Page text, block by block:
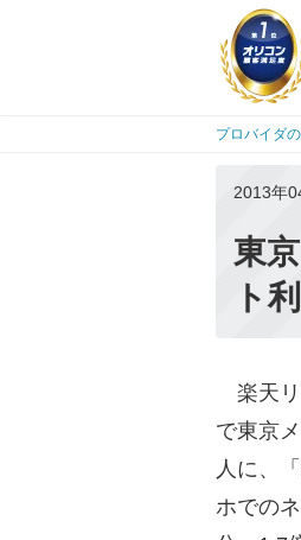
プロバイダ
2013年
東
ト
楽天リ
で東京
人に、
ホでの